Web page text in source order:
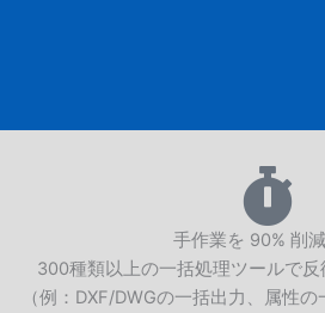
手作業を 90% 削
300種類以上の一括処理ツールで
（例：DXF/DWGの一括出力、属性